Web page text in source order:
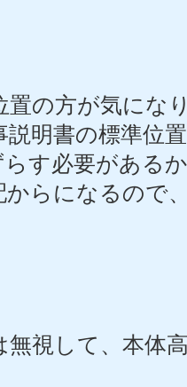
置の方が気にな
明書の標準位
す必要がある
らになるので
無視して、本体